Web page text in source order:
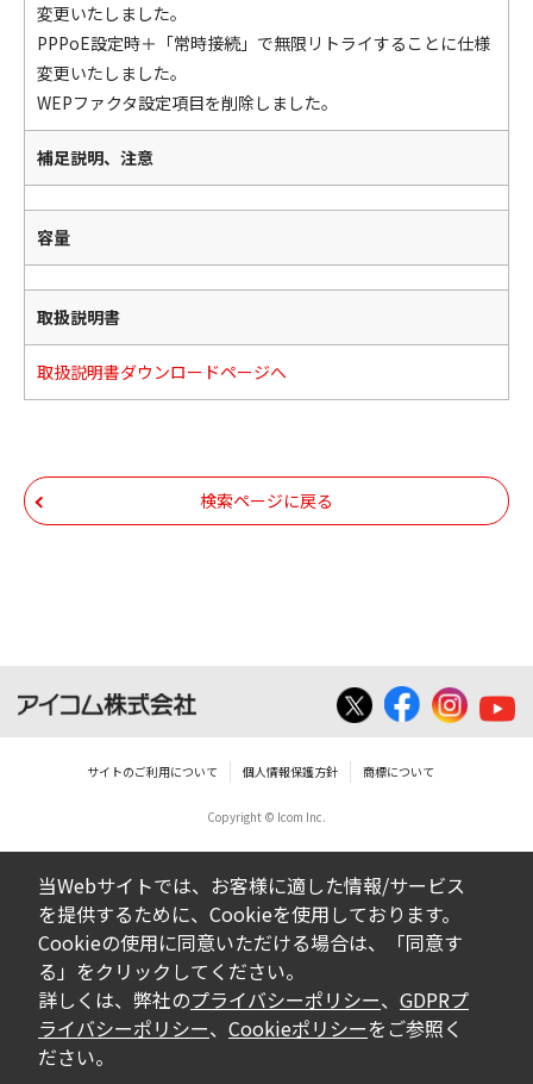
変更いたしました。
PPPoE設定時＋「常時接続」で無限リトライすることに仕様
変更いたしました。
WEPファクタ設定項目を削除しました。
補足説明、注意
容量
取扱説明書
取扱説明書ダウンロードページへ
検索ページに戻る
サイトのご利用について 個人情報保護方針 商標について
Copyright © Icom Inc.
当Webサイトでは、お客様に適した情報/サービス
を提供するために、Cookieを使用しております。
Cookieの使用に同意いただける場合は、「同意す
る」をクリックしてください。
詳しくは、弊社のプライバシーポリシー、 GDPRプ
ライバシーポリシー、 Cookieポリシーをご参照く
ださい。